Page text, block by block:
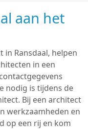
aan het
in Ransdaal, helpen
in een
nodig is tijdens de
Bij een architect
werkzaamheden en
op een rij en kom